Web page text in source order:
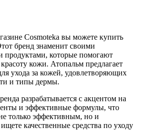
Cosmoteka вы можете купить
бренд знаменит своими
продуктами, которые помогают
кожи. Атопальм предлагает
ухода за кожей, удовлетворяющих
и типы дермы.
разрабатывается с акцентом на
и эффективные формулы, что
только эффективным, но и
качественные средства по уходу